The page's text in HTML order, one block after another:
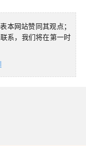
本网站赞同其观点；
系，我们将在第一时